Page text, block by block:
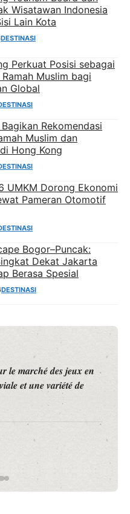
Wisatawan Indonesia
Lain Kota
DESTINASI
Perkuat Posisi sebagai
Muslim bagi
Global
Rekomendasi
Muslim dan
Hong Kong
UMKM Dorong Ekonomi
Pameran Otomotif
Bogor–Puncak:
Dekat Jakarta
Berasa Spesial
DESTINASI
une plateforme de
l’attention des joueurs